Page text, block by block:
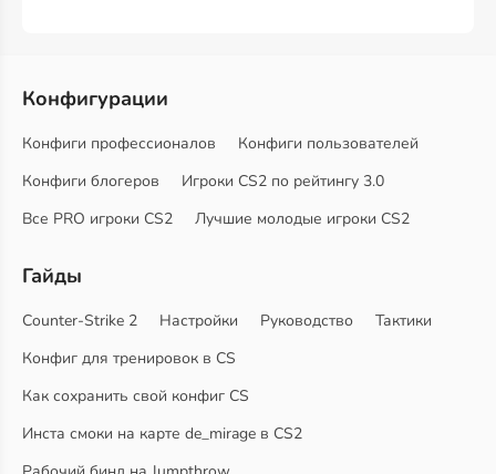
Конфигурации
Конфиги профессионалов
Конфиги пользователей
Конфиги блогеров
Игроки CS2 по рейтингу 3.0
Все PRO игроки CS2
Лучшие молодые игроки CS2
Гайды
Counter-Strike 2 Настройки Руководство
Тактики
Конфиг для тренировок в CS
Как сохранить свой конфиг CS
Инста смоки на карте de_mirage в CS2